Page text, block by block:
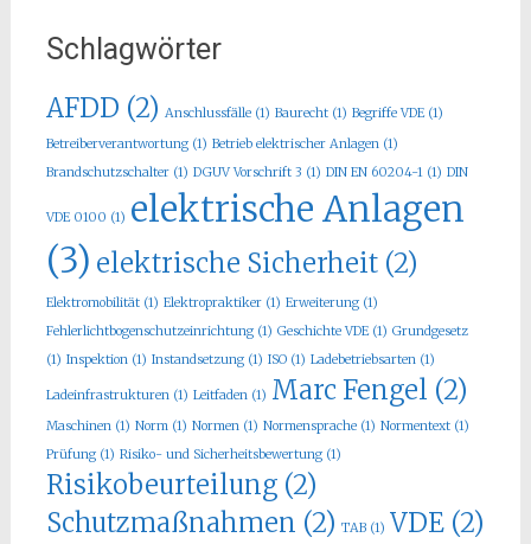
Schlagwörter
AFDD (2) Anschlussfälle(1) Baurecht(1) Begriffe VDE(1)
Betreiberverantwortung(1) Betrieb elektrischer Anlagen(1)
Brandschutzschalter(1) DGUV Vorschrift 3 (1) DIN EN 60204-1(1) DIN
VDE 0100 (1) elektrische Anlagen
(3) elektrische Sicherheit(2)
Elektromobilität(1) Elektropraktiker(1) Erweiterung(1)
Fehlerlichtbogenschutzeinrichtung(1) Geschichte VDE(1) Grundgesetz
(1) Inspektion(1) Instandsetzung(1) ISO(1) Ladebetriebsarten(1)
Ladeinfrastrukturen(1) Leitfaden(1) Marc Fengel (2)
Maschinen(1) Norm(1) Normen(1) Normensprache(1) Normentext(1)
Prüfung(1) Risiko- und Sicherheitsbewertung(1)
Risikobeurteilung(2)
Schutzmaßnahmen (2) TAB(1) VDE(2)